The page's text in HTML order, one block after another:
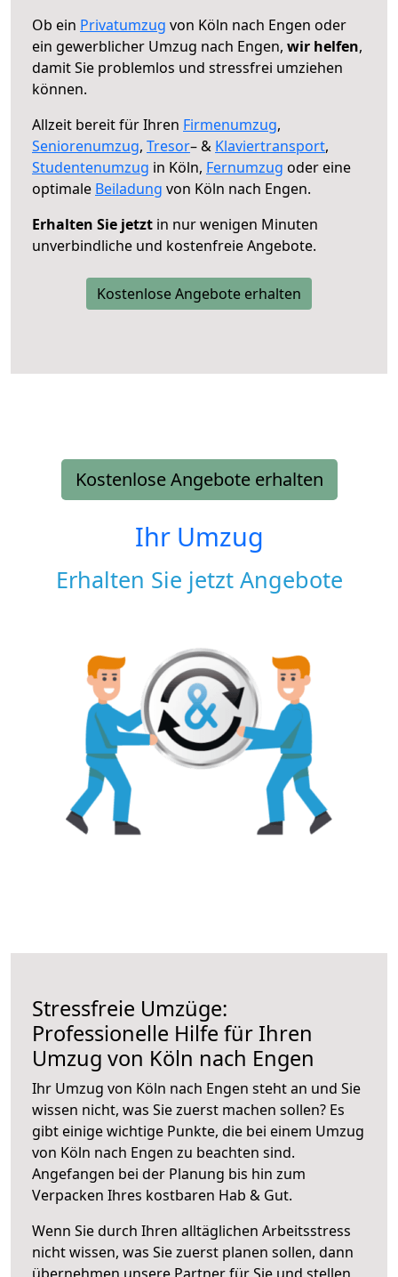
Ob ein Privatumzug von Köln nach Engen oder
ein gewerblicher Umzug nach Engen, wir helfen,
damit Sie problemlos und stressfrei umziehen
können.
Allzeit bereit für Ihren Firmenumzug,
Seniorenumzug, Tresor– & Klaviertransport,
Studentenumzug in Köln, Fernumzug oder eine
optimale Beiladung von Köln nach Engen.
Erhalten Sie jetzt in nur wenigen Minuten
unverbindliche und kostenfreie Angebote.
Kostenlose Angebote erhalten
Kostenlose Angebote erhalten
Ihr Umzug
Erhalten Sie jetzt Angebote
Stressfreie Umzüge:
Professionelle Hilfe für Ihren
Umzug von Köln nach Engen
Ihr Umzug von Köln nach Engen steht an und Sie
wissen nicht, was Sie zuerst machen sollen? Es
gibt einige wichtige Punkte, die bei einem Umzug
von Köln nach Engen zu beachten sind.
Angefangen bei der Planung bis hin zum
Verpacken Ihres kostbaren Hab & Gut.
Wenn Sie durch Ihren alltäglichen Arbeitsstress
nicht wissen, was Sie zuerst planen sollen, dann